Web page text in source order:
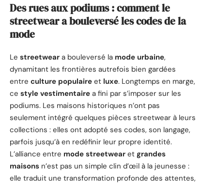
Des rues aux podiums : comment le
streetwear a bouleversé les codes de la
mode
Le streetwear a bouleversé la mode urbaine,
dynamitant les frontières autrefois bien gardées
entre culture populaire et luxe. Longtemps en marge,
ce style vestimentaire a fini par s’imposer sur les
podiums. Les maisons historiques n’ont pas
seulement intégré quelques pièces streetwear à leurs
collections : elles ont adopté ses codes, son langage,
parfois jusqu’à en redéfinir leur propre identité.
L’alliance entre mode streetwear et grandes
maisons n’est pas un simple clin d’œil à la jeunesse :
elle traduit une transformation profonde des attentes,